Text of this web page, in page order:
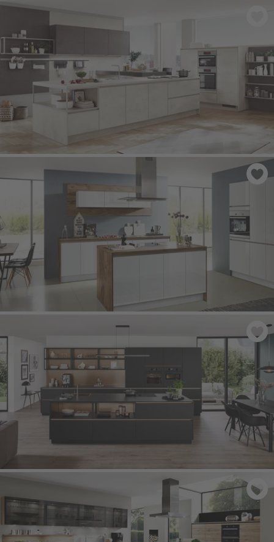
INLINE 551
RIVA 891- Bílý beton imitace
- Alpská bílá ultra vysoký lesk
SENSO 496 - Černá prémiová matná